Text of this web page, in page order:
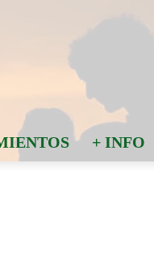
+ INFO